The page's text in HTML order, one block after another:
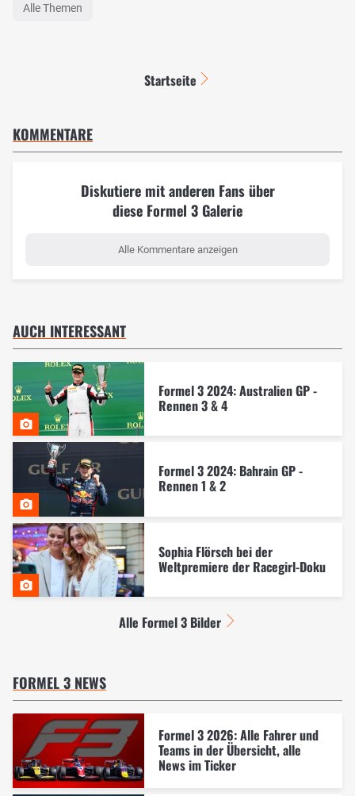
Alle Themen
Startseite
KOMMENTARE
Diskutiere mit anderen Fans über
diese Formel 3 Galerie
Alle Kommentare anzeigen
AUCH INTERESSANT
Formel 3 2024: Australien GP -
Rennen 3 & 4
Formel 3 2024: Bahrain GP -
Rennen 1 & 2
Sophia Flörsch bei der
Weltpremiere der Racegirl-Doku
Alle Formel 3 Bilder
FORMEL 3 NEWS
Formel 3 2026: Alle Fahrer und
Teams in der Übersicht, alle
News im Ticker